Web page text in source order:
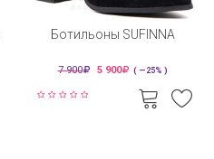
Ботильоны SUFINNA
7 900 5 900 ( —25% )